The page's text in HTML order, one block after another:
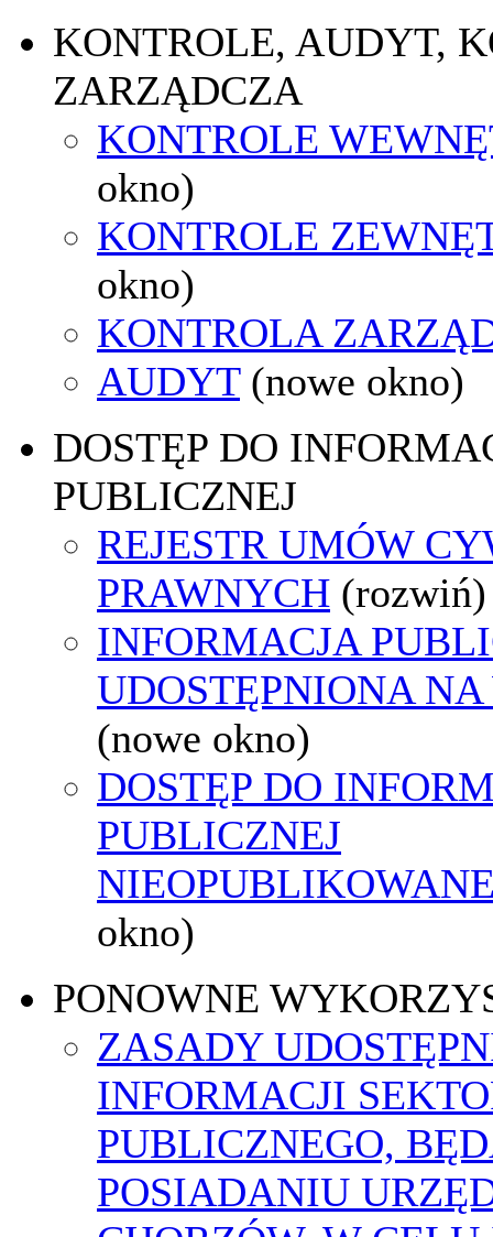
KONTROLE, AUDYT,
ZARZĄDCZA
KONTROLE
okno)
KONTROLE
okno)
KONTROLA
AUDYT (nowe okno)
DOSTĘP DO
PUBLICZNEJ
REJESTR UMÓW
PRAWNYCH (rozwiń)
INFORMACJA
UDOSTĘPNIONA
(nowe okno)
DOSTĘP DO
PUBLICZNEJ
okno)
PONOWNE
ZASADY
INFORMACJI
PUBLICZNEGO,
POSIADANIU